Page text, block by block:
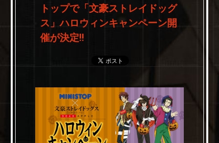
前売券
トップで「文豪ストレイドッグ
ス」ハロウィンキャンペーン開
催が決定!!